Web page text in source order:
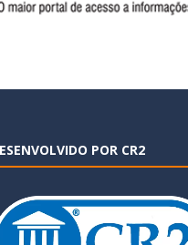
POR CR2